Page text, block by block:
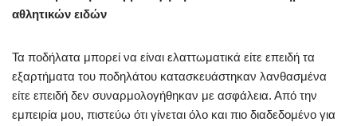
αθλητικών ειδών
Τα ποδήλατα μπορεί να είναι ελαττωματικά είτε επειδή τα
εξαρτήματα του ποδηλάτου κατασκευάστηκαν λανθασμένα
είτε επειδή δεν συναρμολογήθηκαν με ασφάλεια. Από την
εμπειρία μου, πιστεύω ότι γίνεται όλο και πιο διαδεδομένο για